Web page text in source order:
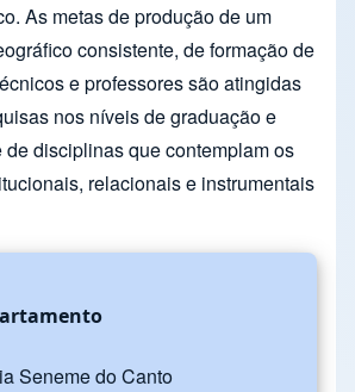
As metas de produção de um
consistente, de formação de
e professores são atingidas
nos níveis de graduação e
disciplinas que contemplam os
relacionais e instrumentais
Seneme do Canto